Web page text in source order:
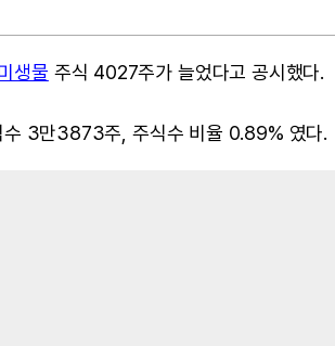
보
생물 주식 4027주가 늘었다고 공시했다.
3만3873주, 주식수 비율 0.89% 였다.